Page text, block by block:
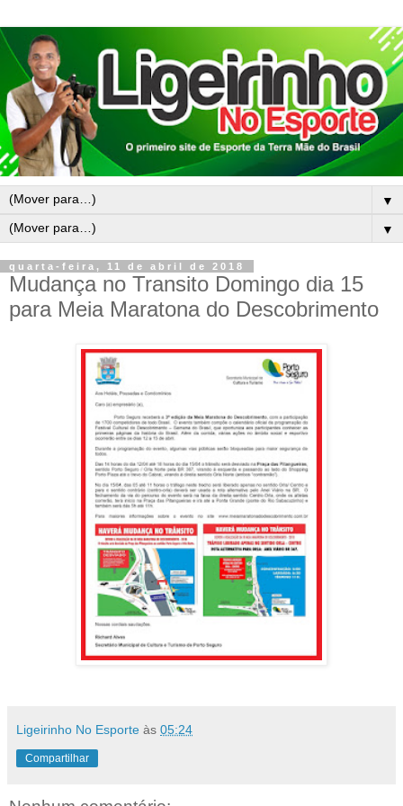
▼
▼
quarta-feira, 11 de abril de 2018
Mudança no Transito Domingo dia 15
para Meia Maratona do Descobrimento
Ligeirinho No Esporte às 05:24
Compartilhar